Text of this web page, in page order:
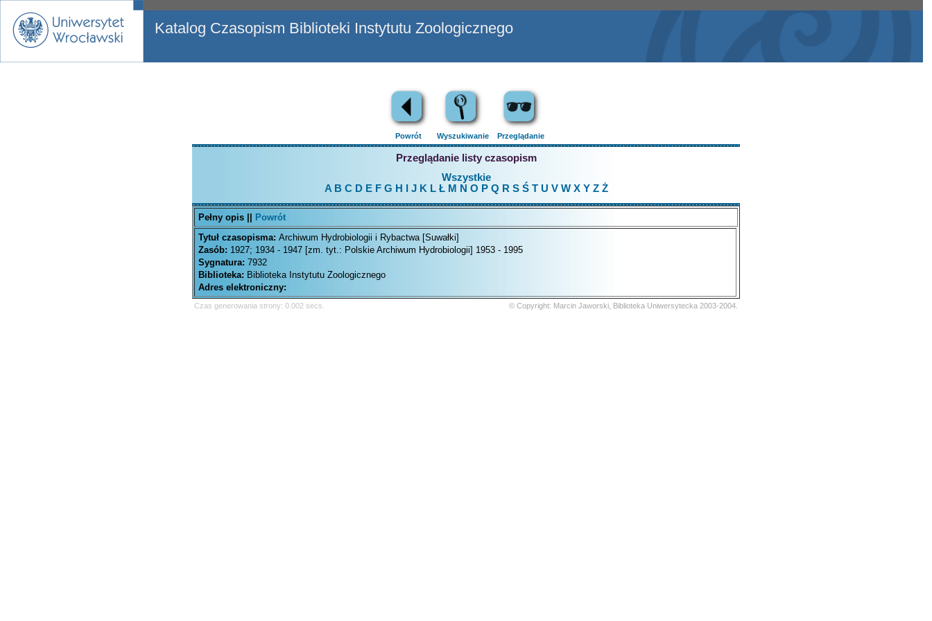
Katalog Czasopism Biblioteki Instytutu Zoologicznego
Powrót Wyszukiwanie Przeglądanie
Przeglądanie listy czasopism
Wszystkie
A B C D EFG H J K L Ł M N O P Q R S Ś T U V W X Y Z Ż
Pełny opis ||
Powrót
Tytuł czasopisma: Archiwum Hydrobiologii i Rybactwa [Suwałki]
Zasób: 1927; 1934 - 1947 [zm. tyt.: Polskie Archiwum Hydrobiologii] 1953 - 1995
Sygnatura: 7932
Biblioteka: Biblioteka Instytutu Zoologicznego
Adres elektroniczny:
Czas generowania strony: 0.002 secs. © Copyright: Marcin Jaworski, Biblioteka Uniwersytecka 2003-2004.